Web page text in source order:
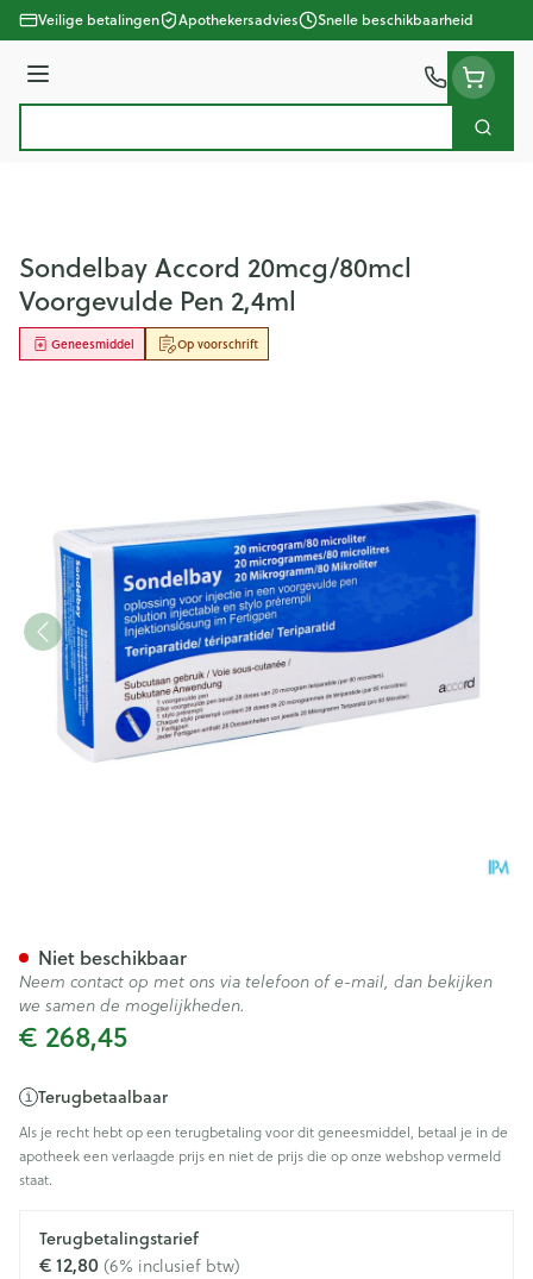
Ga naar de inhoud
Veilige betalingen Apothekersadvies Snelle beschikbaarheid
Menu
Zoek
Sondelbay Accord 20mcg/80mcl
Voorgevulde Pen 2,4ml
Op voorschrift
Geneesmiddel
€ 268,45
Terugbetaalbaar
Als je recht hebt op een terugbetaling voor dit geneesmiddel, betaal je in de
apotheek een verlaagde prijs en niet de prijs die op onze webshop vermeld
staat.
Terugbetalingstarief
€ 12,80(6% inclusief btw)
Niet beschikbaar
Neem contact op met ons via telefoon of e-mail, dan bekijken
we samen de mogelijkheden.